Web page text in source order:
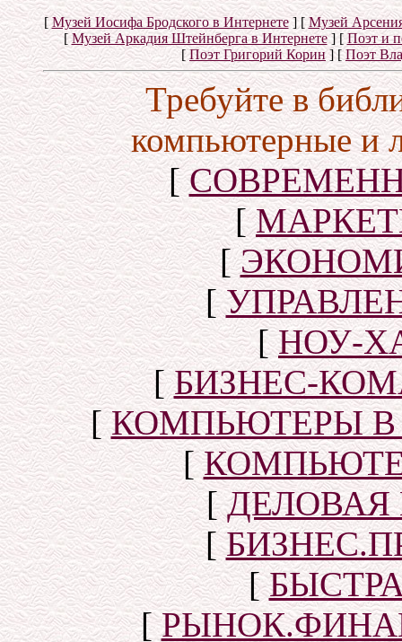
[Музей Иосифа Бродского в Интернете] [Музей
[Музей Аркадия Штейнберга в Интернете] [ Поэт и
[Поэт Григорий Корин] [Поэт
Требуйте в
компьютерные и
[
[
[
[
[НОУ-
[БИЗНЕС-
[КОМПЬЮТЕРЫ В
[
[
[
[
[